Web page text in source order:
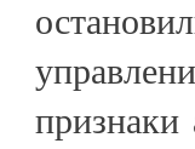
признаки